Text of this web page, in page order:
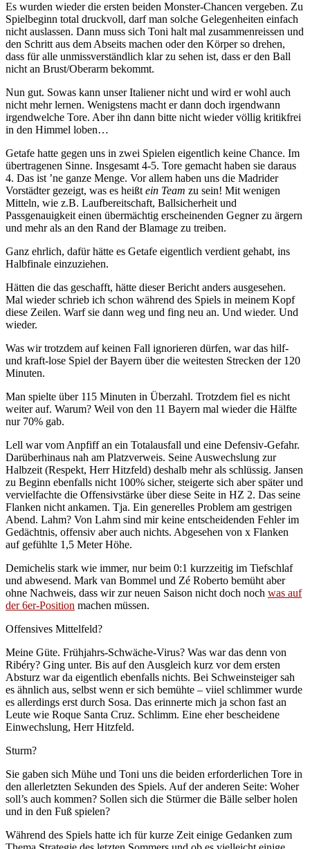
Es wurden wieder die ersten beiden Monster-Chancen vergeben. Zu
Spielbeginn total druckvoll, darf man solche Gelegenheiten einfach
nicht auslassen. Dann muss sich Toni halt mal zusammenreissen und
den Schritt aus dem Abseits machen oder den Körper so drehen,
dass für alle unmissverständlich klar zu sehen ist, dass er den Ball
nicht an Brust/Oberarm bekommt.
Nun gut. Sowas kann unser Italiener nicht und wird er wohl auch
nicht mehr lernen. Wenigstens macht er dann doch irgendwann
irgendwelche Tore. Aber ihn dann bitte nicht wieder völlig kritikfrei
in den Himmel loben…
Getafe hatte gegen uns in zwei Spielen eigentlich keine Chance. Im
übertragenen Sinne. Insgesamt 4-5. Tore gemacht haben sie daraus
4. Das ist ’ne ganze Menge. Vor allem haben uns die Madrider
Vorstädter gezeigt, was es heißt ein Team zu sein! Mit wenigen
Mitteln, wie z.B. Laufbereitschaft, Ballsicherheit und
Passgenauigkeit einen übermächtig erscheinenden Gegner zu ärgern
und mehr als an den Rand der Blamage zu treiben.
Ganz ehrlich, dafür hätte es Getafe eigentlich verdient gehabt, ins
Halbfinale einzuziehen.
Hätten die das geschafft, hätte dieser Bericht anders ausgesehen.
Mal wieder schrieb ich schon während des Spiels in meinem Kopf
diese Zeilen. Warf sie dann weg und fing neu an. Und wieder. Und
wieder.
Was wir trotzdem auf keinen Fall ignorieren dürfen, war das hilf-
und kraft-lose Spiel der Bayern über die weitesten Strecken der 120
Minuten.
Man spielte über 115 Minuten in Überzahl. Trotzdem fiel es nicht
weiter auf. Warum? Weil von den 11 Bayern mal wieder die Hälfte
nur 70% gab.
Lell war vom Anpfiff an ein Totalausfall und eine Defensiv-Gefahr.
Darüberhinaus nah am Platzverweis. Seine Auswechslung zur
Halbzeit (Respekt, Herr Hitzfeld) deshalb mehr als schlüssig. Jansen
zu Beginn ebenfalls nicht 100% sicher, steigerte sich aber später und
vervielfachte die Offensivstärke über diese Seite in HZ 2. Das seine
Flanken nicht ankamen. Tja. Ein generelles Problem am gestrigen
Abend. Lahm? Von Lahm sind mir keine entscheidenden Fehler im
Gedächtnis, offensiv aber auch nichts. Abgesehen von x Flanken
auf gefühlte 1,5 Meter Höhe.
Demichelis stark wie immer, nur beim 0:1 kurzzeitig im Tiefschlaf
und abwesend. Mark van Bommel und Zé Roberto bemüht aber
ohne Nachweis, dass wir zur neuen Saison nicht doch noch was auf
der 6er-Position machen müssen.
Offensives Mittelfeld?
Meine Güte. Frühjahrs-Schwäche-Virus? Was war das denn von
Ribéry? Ging unter. Bis auf den Ausgleich kurz vor dem ersten
Absturz war da eigentlich ebenfalls nichts. Bei Schweinsteiger sah
es ähnlich aus, selbst wenn er sich bemühte – viiel schlimmer wurde
es allerdings erst durch Sosa. Das erinnerte mich ja schon fast an
Leute wie Roque Santa Cruz. Schlimm. Eine eher bescheidene
Einwechslung, Herr Hitzfeld.
Sturm?
Sie gaben sich Mühe und Toni uns die beiden erforderlichen Tore in
den allerletzten Sekunden des Spiels. Auf der anderen Seite: Woher
soll’s auch kommen? Sollen sich die Stürmer die Bälle selber holen
und in den Fuß spielen?
Während des Spiels hatte ich für kurze Zeit einige Gedanken zum